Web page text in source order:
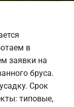
в
заявки на
бруса.
Срок
типовые,